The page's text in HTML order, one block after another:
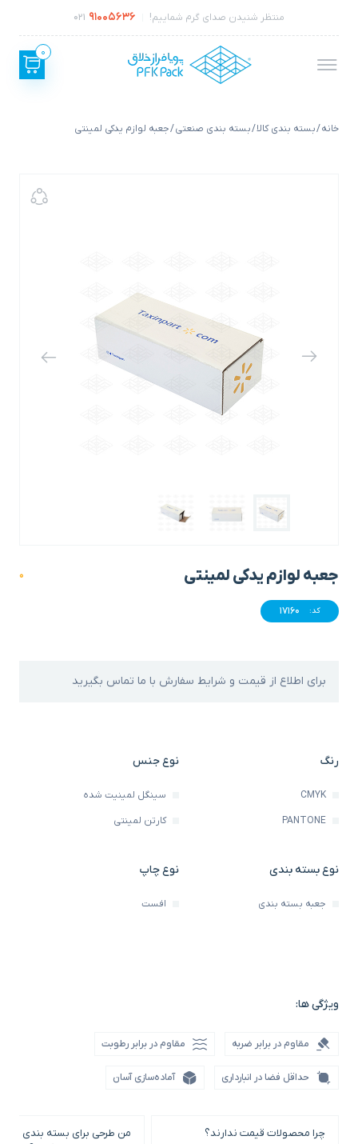
منتظر شنیدن صدای گرم شماییم! 91005636
021
0
خانه/بسته بندی کالا/بسته بندی صنعتی/ جعبه لوازم یدکی لمینتی
جعبه لوازم یدکی لمینتی 0
کد: 17160
برای اطلاع از قیمت و شرایط سفارش با ما تماس بگیرید
رنگ
CMYK
PANTONE
نوع جنس
سینگل لمینیت شده
کارتن لمینتی
نوع بسته بندی
جعبه بسته بندی
نوع چاپ
افست
ویژگی ها:
مقاوم در برابر ضربه مقاوم در برابر رطوبت
حداقل فضا در انبارداری آماده‌سازی آسان
چرا محصولات قیمت ندارند؟
من طرحی برای بسته بندی خود